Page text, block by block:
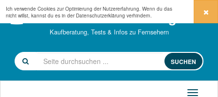
fernseher-kaufberatung.com
Kaufberatung, Tests & Infos zu Fernsehern
SUCHEN
Ich verwende Cookies zur Optimierung der Nutzererfahrung. Wenn du das
nicht willst, kannst du es in der Datenschutzerklärung verhindern.